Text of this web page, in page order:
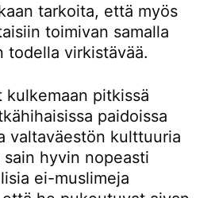
tarkoita, että myös
toimivan samalla
todella virkistävää.
kulkemaan pitkissä
paidoissa
valtaväestön kulttuuria
hyvin nopeasti
ei-muslimeja